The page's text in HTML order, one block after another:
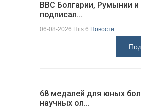
ВВС Болгарии, Румынии и
подписал…
06-08-2026 Hits:6 Новости
68 медалей для юных
научных ол…